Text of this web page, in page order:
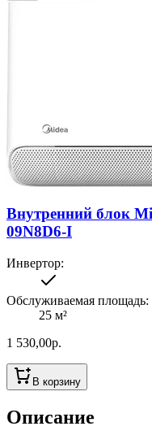
Внутренний блок
09N8D6-I
Инвертор:
Обслуживаемая площадь:
25 м²
1 530,00р.
В корзину
Описание